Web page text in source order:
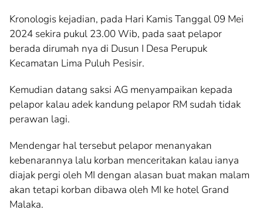
Kronologis kejadian, pada Hari Kamis Tanggal 09 Mei
2024 sekira pukul 23.00 Wib, pada saat pelapor
berada dirumah nya di Dusun I Desa Perupuk
Kecamatan Lima Puluh Pesisir.
Kemudian datang saksi AG menyampaikan kepada
pelapor kalau adek kandung pelapor RM sudah tidak
perawan lagi.
Mendengar hal tersebut pelapor menanyakan
kebenarannya lalu korban menceritakan kalau ianya
diajak pergi oleh MI dengan alasan buat makan malam
akan tetapi korban dibawa oleh MI ke hotel Grand
Malaka.